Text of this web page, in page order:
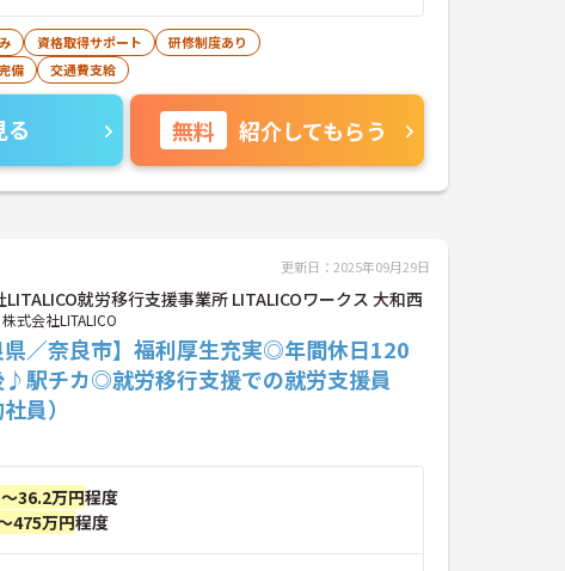
資格取得サポート
研修制度あり
備 交通費支給
る 無料 紹介してもらう
更新日：2025年09月29日
LITALICO就労移行支援事業所 LITALICOワークス 大和西
株式会社LITALICO
県／奈良市】福利厚生充実◎年間休日120
♪駅チカ◎就労移行支援での就労支援員
員）
36.2万円程度
475万円程度